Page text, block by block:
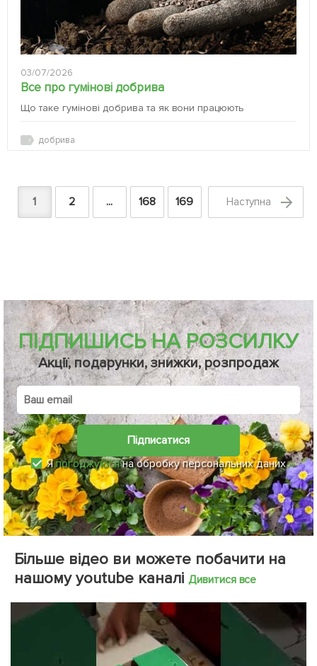
03/07/2026
Все про гумінові добрива
Що таке гумінові добрива та як вони працюють
добрива
1 2 ... 168 169 Наступна
ПІДПИШИСЬ НА РОЗСИЛКУ
Акції, подарунки, знижки, розпродаж
Підписатися
Япогоджуюсяна обробку персональних даних
Більше відео ви можете побачити на
нашому youtube каналі Дивитися все